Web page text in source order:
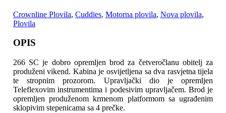
Crownline Plovila, Cuddies, Motorna plovila, Nova plovila,
Plovila
OPIS
266 SC je dobro opremljen brod za četveročlanu obitelj za
produženi vikend. Kabina je osvijetljena sa dva rasvjetna tijela
te stropnim prozorom. Upravljački dio je opremljen
Teleflexovim instrumentima i podesivim upravljačem. Brod je
opremljen produženom krmenom platformom sa ugrađenim
sklopivim stepenicama sa 4 prečke.